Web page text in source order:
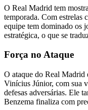
O Real Madrid tem
temporada. Com estrelas
equipe tem dominado os
estratégica, o que se
Força no Ataque
O ataque do Real Madrid
Vinícius Júnior, com sua
defesas adversárias. Ele
Benzema finaliza com